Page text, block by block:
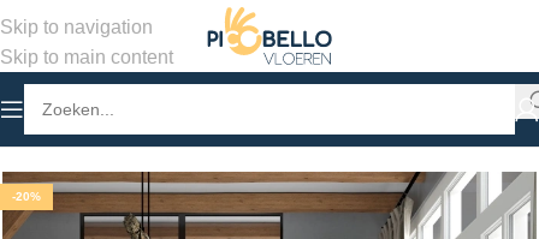
Skip to navigation
Skip to main content
Home/Winkel
-20%